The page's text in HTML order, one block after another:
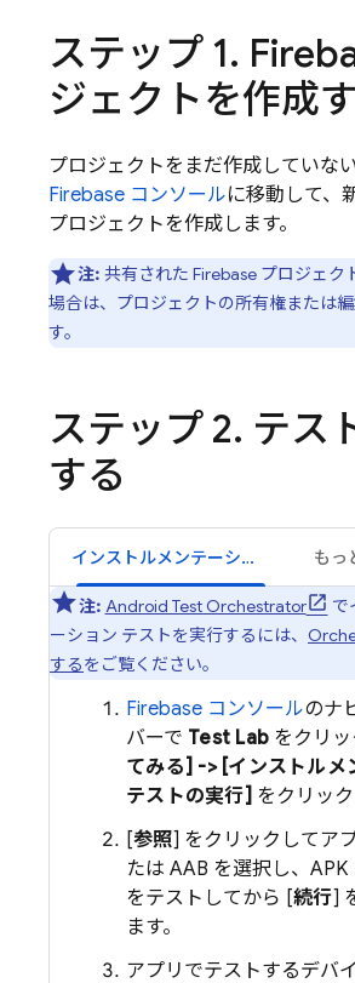
ステップ 1.
ジェクトを作成
プロジェクトをまだ作成していない
Firebase コンソールに移動して、
プロジェクトを作成します。
注: 共有された Firebase プロジェク
場合は、プロジェクトの所有権または
す。
ステップ 2. テス
する
インストルメンテーション テスト もっ
注: Android Test Orchestrator
で
ーション テストを実行するには、
するをご覧ください。
Firebase コンソールのナ
バーで Test Lab をクリッ
てみる] -> [インストルメ
テストの実行] をクリック
[参照] をクリックしてア
たは AAB を選択し、APK
をテストしてから [続行]
ます。
アプリでテストするデバイ